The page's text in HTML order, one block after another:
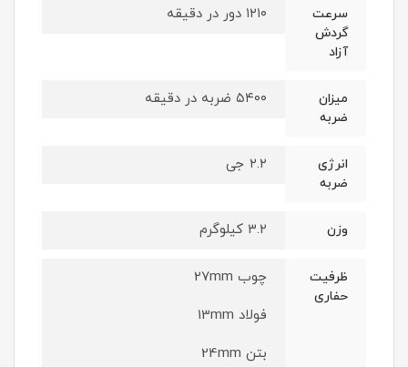
سرعت
گردش
آزاد
۱۲۱۰ دور در دقیقه
میزان
ضربه
۵۴۰۰ ضربه در دقیقه
انرژی
ضربه
۲.۲ جی
وزن ۳.۲ کیلوگرم
ظرفیت
حفاری
چوب 27mm
فولاد 13mm
بتن 24mm